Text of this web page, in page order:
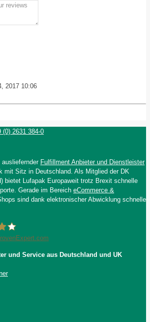
2017 10:06
(0) 2631 384-0
Fulfillment Anbieter und Dienstleister
mit Sitz in Deutschland. Als Mitglied der DK
bietet Lufapak Europaweit trotz Brexit schnelle
Gerade im Bereich eCommerce &
sind dank elektronischer Abwicklung schnelle
und Service aus Deutschland und UK